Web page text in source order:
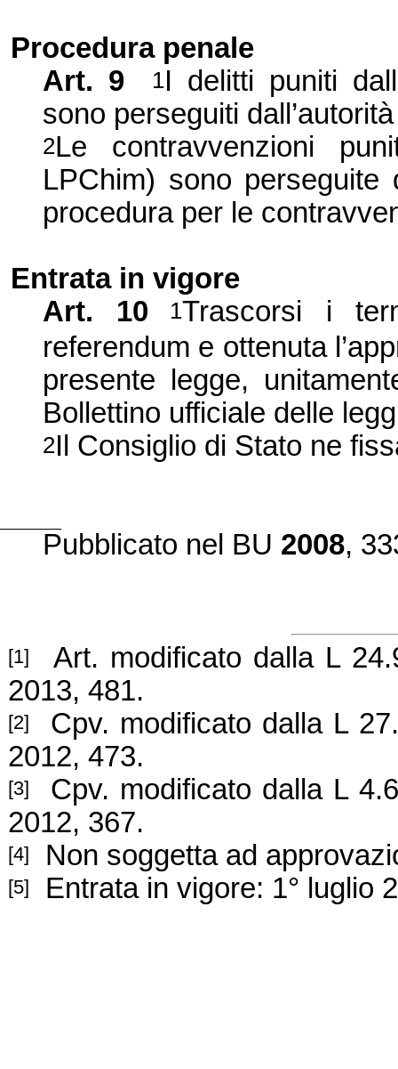
Procedura penale
Art. 9
1I delitti puniti
sono perseguiti
2Le contravvenzioni
LPChim) sono
procedura per le
Entrata in vigore
Art. 10
1Trascorsi i
referendum e ottenuta
presente legge,
Bollettino ufficiale delle
2Il Consiglio di Stato ne
Pubblicato nel BU 2008,
[1]
Art. modificato dalla L
2013, 481.
[2]
Cpv. modificato dalla L
2012, 473.
[3]
Cpv. modificato dalla L
2012, 367.
[4] Non soggetta ad
[5] Entrata in vigore: 1° luglio